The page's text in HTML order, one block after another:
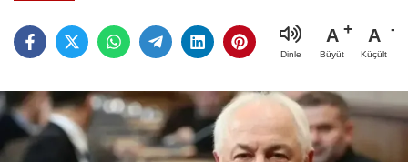
Dinle
A
Büyüt
A
Küçült